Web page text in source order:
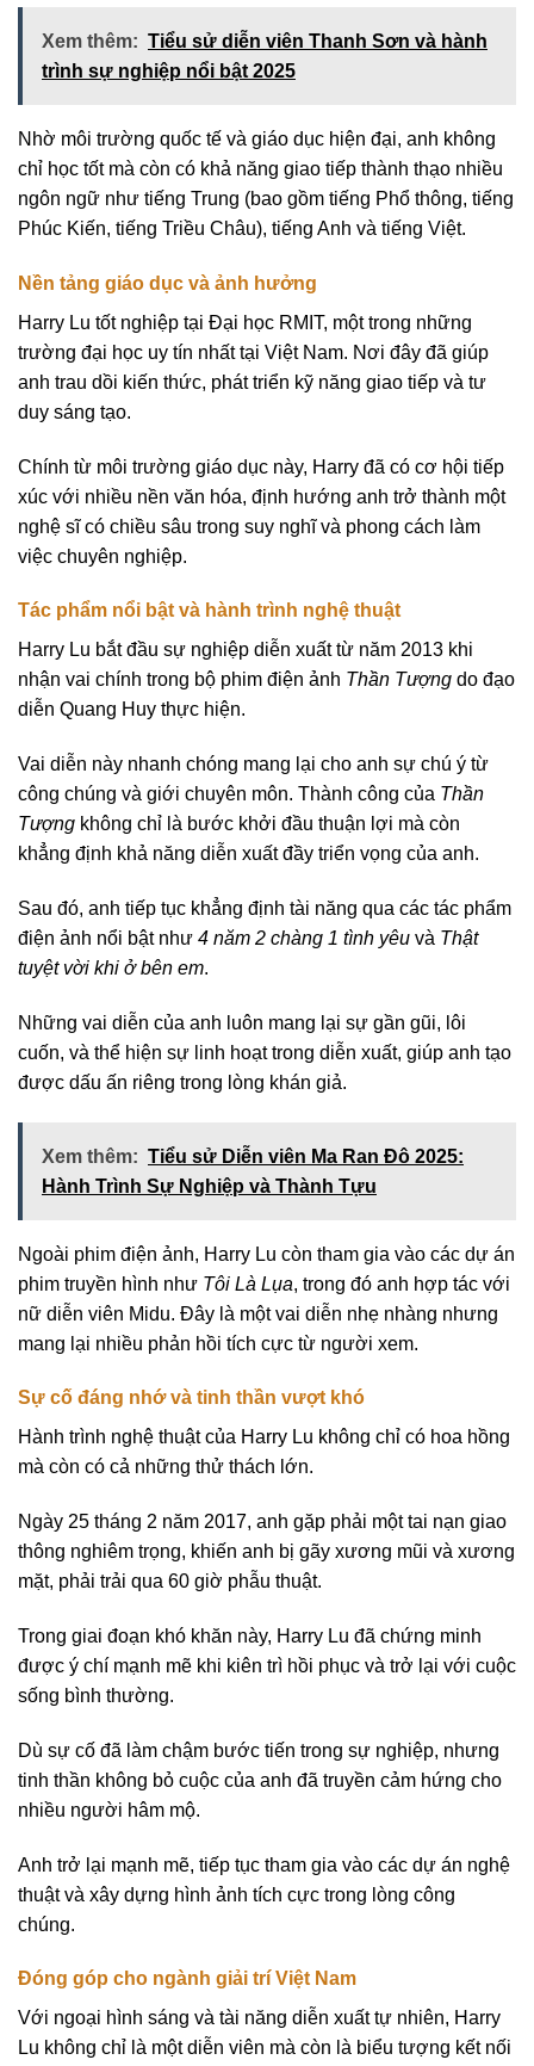
Xem thêm: Tiểu sử diễn viên Thanh Sơn và hành
trình sự nghiệp nổi bật 2025
Nhờ môi trường quốc tế và giáo dục hiện đại, anh không
chỉ học tốt mà còn có khả năng giao tiếp thành thạo nhiều
ngôn ngữ như tiếng Trung (bao gồm tiếng Phổ thông, tiếng
Phúc Kiến, tiếng Triều Châu), tiếng Anh và tiếng Việt.
Nền tảng giáo dục và ảnh hưởng
Harry Lu tốt nghiệp tại Đại học RMIT, một trong những
trường đại học uy tín nhất tại Việt Nam. Nơi đây đã giúp
anh trau dồi kiến thức, phát triển kỹ năng giao tiếp và tư
duy sáng tạo.
Chính từ môi trường giáo dục này, Harry đã có cơ hội tiếp
xúc với nhiều nền văn hóa, định hướng anh trở thành một
nghệ sĩ có chiều sâu trong suy nghĩ và phong cách làm
việc chuyên nghiệp.
Tác phẩm nổi bật và hành trình nghệ thuật
Harry Lu bắt đầu sự nghiệp diễn xuất từ năm 2013 khi
nhận vai chính trong bộ phim điện ảnh Thần Tượng do đạo
diễn Quang Huy thực hiện.
Vai diễn này nhanh chóng mang lại cho anh sự chú ý từ
công chúng và giới chuyên môn. Thành công của Thần
Tượng không chỉ là bước khởi đầu thuận lợi mà còn
khẳng định khả năng diễn xuất đầy triển vọng của anh.
Sau đó, anh tiếp tục khẳng định tài năng qua các tác phẩm
điện ảnh nổi bật như 4 năm 2 chàng 1 tình yêu và Thật
tuyệt vời khi ở bên em.
Những vai diễn của anh luôn mang lại sự gần gũi, lôi
cuốn, và thể hiện sự linh hoạt trong diễn xuất, giúp anh tạo
được dấu ấn riêng trong lòng khán giả.
Xem thêm: Tiểu sử Diễn viên Ma Ran Đô 2025:
Hành Trình Sự Nghiệp và Thành Tựu
Ngoài phim điện ảnh, Harry Lu còn tham gia vào các dự án
phim truyền hình như Tôi Là Lụa, trong đó anh hợp tác với
nữ diễn viên Midu. Đây là một vai diễn nhẹ nhàng nhưng
mang lại nhiều phản hồi tích cực từ người xem.
Sự cố đáng nhớ và tinh thần vượt khó
Hành trình nghệ thuật của Harry Lu không chỉ có hoa hồng
mà còn có cả những thử thách lớn.
Ngày 25 tháng 2 năm 2017, anh gặp phải một tai nạn giao
thông nghiêm trọng, khiến anh bị gãy xương mũi và xương
mặt, phải trải qua 60 giờ phẫu thuật.
Trong giai đoạn khó khăn này, Harry Lu đã chứng minh
được ý chí mạnh mẽ khi kiên trì hồi phục và trở lại với cuộc
sống bình thường.
Dù sự cố đã làm chậm bước tiến trong sự nghiệp, nhưng
tinh thần không bỏ cuộc của anh đã truyền cảm hứng cho
nhiều người hâm mộ.
Anh trở lại mạnh mẽ, tiếp tục tham gia vào các dự án nghệ
thuật và xây dựng hình ảnh tích cực trong lòng công
chúng.
Đóng góp cho ngành giải trí Việt Nam
Với ngoại hình sáng và tài năng diễn xuất tự nhiên, Harry
Lu không chỉ là một diễn viên mà còn là biểu tượng kết nối